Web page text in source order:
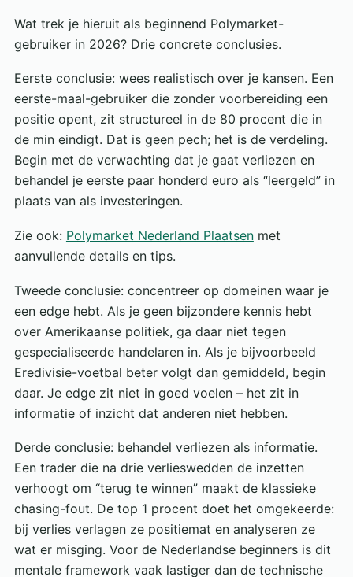
Wat trek je hieruit als beginnend Polymarket-
gebruiker in 2026? Drie concrete conclusies.
Eerste conclusie: wees realistisch over je kansen. Een
eerste-maal-gebruiker die zonder voorbereiding een
positie opent, zit structureel in de 80 procent die in
de min eindigt. Dat is geen pech; het is de verdeling.
Begin met de verwachting dat je gaat verliezen en
behandel je eerste paar honderd euro als “leergeld” in
plaats van als investeringen.
Zie ook: Polymarket Nederland Plaatsenmet
aanvullende details en tips.
Tweede conclusie: concentreer op domeinen waar je
een edge hebt. Als je geen bijzondere kennis hebt
over Amerikaanse politiek, ga daar niet tegen
gespecialiseerde handelaren in. Als je bijvoorbeeld
Eredivisie-voetbal beter volgt dan gemiddeld, begin
daar. Je edge zit niet in goed voelen – het zit in
informatie of inzicht dat anderen niet hebben.
Derde conclusie: behandel verliezen als informatie.
Een trader die na drie verlieswedden de inzetten
verhoogt om “terug te winnen” maakt de klassieke
chasing-fout. De top 1 procent doet het omgekeerde:
bij verlies verlagen ze positiemat en analyseren ze
wat er misging. Voor de Nederlandse beginners is dit
mentale framework vaak lastiger dan de technische